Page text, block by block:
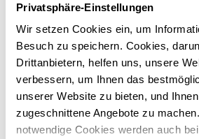
Privatsphäre-Einstellungen
Wir setzen Cookies ein, um
Besuch zu speichern. Cookies,
Drittanbietern, helfen uns, unsere
verbessern, um Ihnen das
unserer Website zu bieten, und
zugeschnittene Angebote zu
notwendige Cookies werden auch
Die Behandlungsschwerpunkte
Bereichen Brustkrebs /
Gynäkologische
Chronische Wunden, Diabetes,
Gefäßerkrankungen, Herz,
Gelenke, Rücken, Sport und
Schwangerschaft und Geburt.